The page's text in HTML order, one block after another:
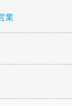
業